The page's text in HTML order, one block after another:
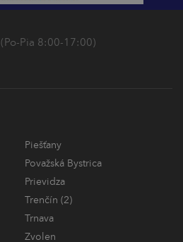
(Po-Pia 8:00-17:00)
Piešťany
Považská Bystrica
Prievidza
Trenčín (2)
Trnava
Zvolen